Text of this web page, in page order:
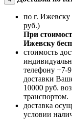
по г. Ижевску
руб.)
При
Ижевску
стоимость
телефону +7-
доставки
10000 руб.
транспортом.
доставка
условии